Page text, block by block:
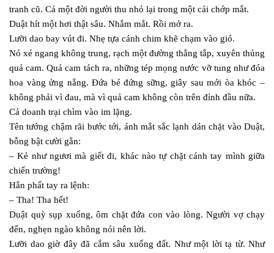
tranh cũ. Cả một đời người thu nhỏ lại trong một cái chớp mắt.
Duật hít một hơi thật sâu. Nhắm mắt. Rồi mở ra.
Lưỡi dao bay vút đi. Nhẹ tựa cánh chim khẽ chạm vào gió.
Nó xé ngang không trung, rạch một đường thẳng tắp, xuyên thủng
quả cam. Quả cam tách ra, những tép mọng nước vỡ tung như đóa
hoa vàng ửng nắng. Đứa bé đứng sững, giây sau mới òa khóc –
không phải vì đau, mà vì quả cam không còn trên đỉnh đầu nữa.
Cả doanh trại chìm vào im lặng.
Tên tướng chậm rãi bước tới, ánh mắt sắc lạnh dán chặt vào Duật,
bỗng bật cười gằn:
– Kẻ như ngươi mà giết đi, khác nào tự chặt cánh tay mình giữa
chiến trường!
Hắn phất tay ra lệnh:
– Tha! Tha hết!
Duật quỳ sụp xuống, ôm chặt đứa con vào lòng. Người vợ chạy
đến, nghẹn ngào không nói nên lời.
Lưỡi dao giờ đây đã cắm sâu xuống đất. Như một lời tạ từ. Như